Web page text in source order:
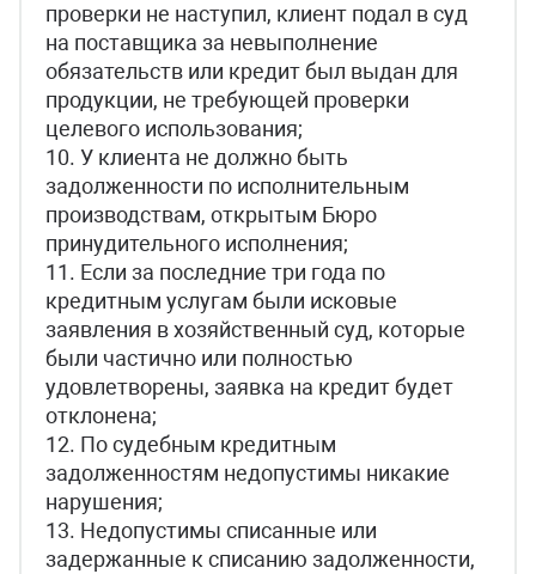
проверки не наступил, клиент подал в суд
на поставщика за невыполнение
обязательств или кредит был выдан для
продукции, не требующей проверки
целевого использования;
10. У клиента не должно быть
задолженности по исполнительным
производствам, открытым Бюро
принудительного исполнения;
11. Если за последние три года по
кредитным услугам были исковые
заявления в хозяйственный суд, которые
были частично или полностью
удовлетворены, заявка на кредит будет
отклонена;
12. По судебным кредитным
задолженностям недопустимы никакие
нарушения;
13. Недопустимы списанные или
задержанные к списанию задолженности,